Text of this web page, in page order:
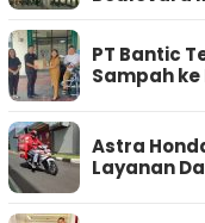
PT Bantic
Sampah
Astra
Layanan